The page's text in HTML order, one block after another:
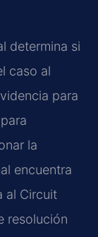
determina si
caso al
para
la
encuentra
al Circuit
resolución